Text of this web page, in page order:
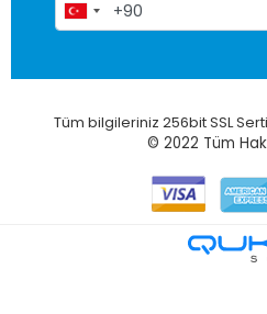
Tüm bilgileriniz 256bit SSL
© 2022 Tüm